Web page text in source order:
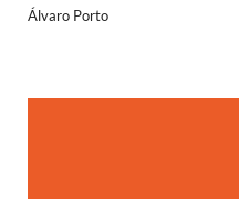
Álvaro Porto